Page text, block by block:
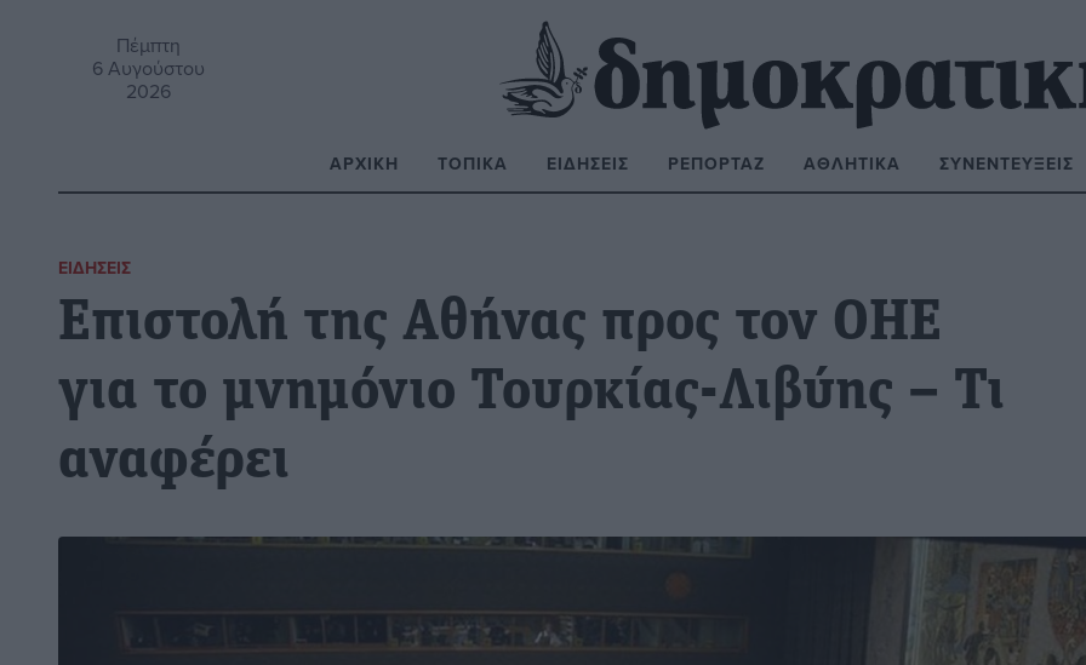
Πέμπτη
6 Αυγούστου
2026
ΑΡΧΙΚΉ ΤΟΠΙΚΆ ΕΙΔΉΣΕΙΣ ΡΕΠΟΡΤΆΖ ΑΘΛΗΤΙΚΆ ΣΥΝΕΝΤΕΎΞΕΙΣ
ΕΙΔΉΣΕΙΣ
Επιστολή της Αθήνας προς τον ΟΗΕ
για το μνημόνιο Τουρκίας-Λιβύης – Τι
αναφέρει